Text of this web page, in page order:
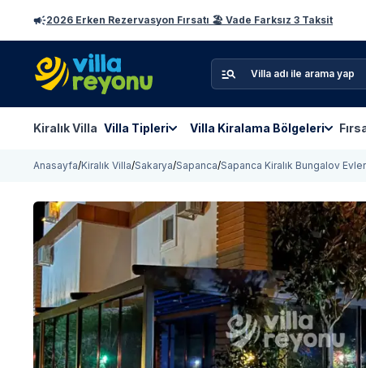
2026 Erken Rezervasyon Fırsatı 🏖️ Vade Farksız 3 Taksit
Kiralık Villa Villa Tipleri Villa Kiralama Bölgeleri
Anasayfa/Kiralık Villa/Sakarya/Sapanca/Sapanca Kiralık Bungalov